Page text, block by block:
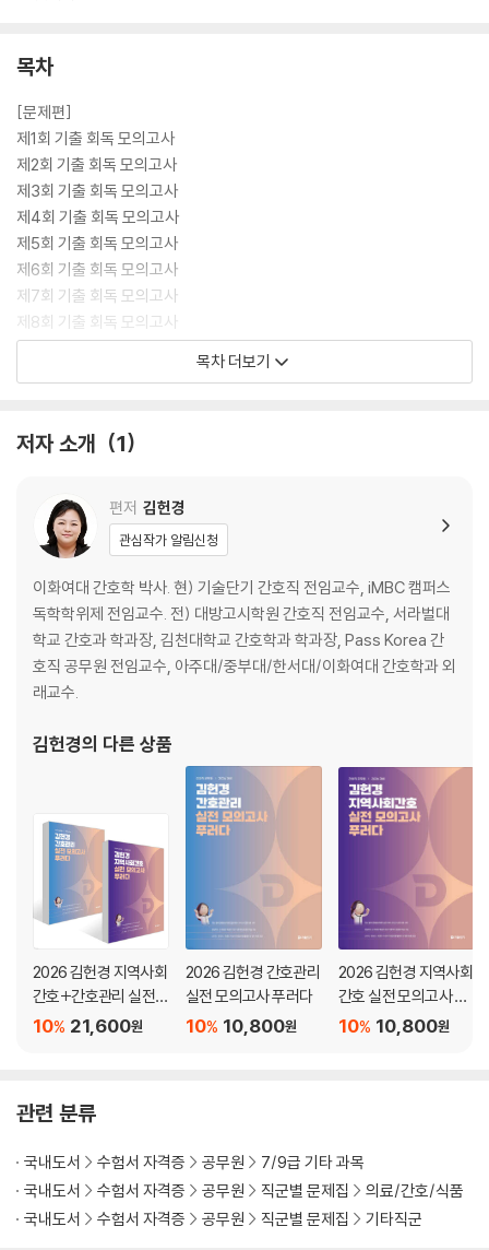
목차
[문제편]
제1회 기출 회독 모의고사
제2회 기출 회독 모의고사
제3회 기출 회독 모의고사
제4회 기출 회독 모의고사
제5회 기출 회독 모의고사
제6회 기출 회독 모의고사
제7회 기출 회독 모의고사
제8회 기출 회독 모의고사
제3회 기출 회독 모의고사
제5회 기출 회독 모의고사
제6회 기출 회독 모의고사
제7회 기출 회독 모의고사
제8회 기출 회독 모의고사
목차 더보기
저자 소개 1
편저 김헌경
관심작가 알림신청
이화여대 간호학 박사. 현) 기술단기 간호직 전임교수, iMBC 캠퍼스
독학학위제 전임교수. 전) 대방고시학원 간호직 전임교수, 서라벌대
학교 간호과 학과장, 김천대학교 간호학과 학과장, Pass Korea 간
호직 공무원 전임교수, 아주대/중부대/한서대/이화여대 간호학과 외
래교수.
김헌경의 다른 상품
2026 김헌경 지역사회
간호+간호관리 실전
모의고사 푸러다 세트
21,600원
10%
2026 김헌경 간호관리
실전 모의고사 푸러다
10,800원
10%
2026 김헌경 지역사회
간호 실전 모의고사 푸
러다 10,800원
10%
관련 분류
국내도서 수험서 자격증 공무원
7/9급 기타 과목
국내도서
수험서 자격증 공무원 직군별 문제집
의료/간호/식품
국내도서
수험서 자격증 공무원 직군별 문제집 기타직군